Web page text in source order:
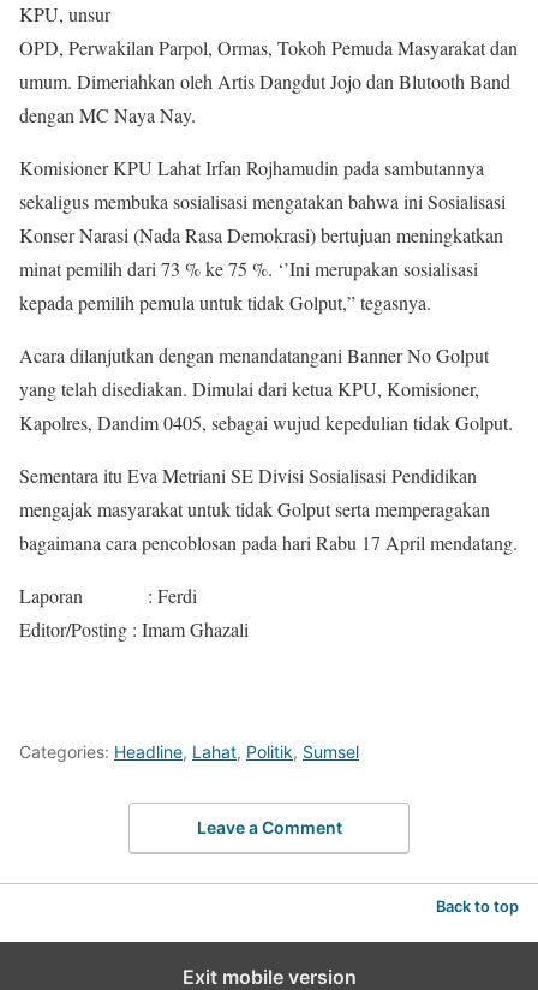
KPU, unsur
OPD, Perwakilan Parpol, Ormas, Tokoh Pemuda Masyarakat dan
umum. Dimeriahkan oleh Artis Dangdut Jojo dan Blutooth Band
dengan MC Naya Nay.
Komisioner KPU Lahat Irfan Rojhamudin pada sambutannya
sekaligus membuka sosialisasi mengatakan bahwa ini Sosialisasi
Konser Narasi (Nada Rasa Demokrasi) bertujuan meningkatkan
minat pemilih dari 73 % ke 75 %. ‘’Ini merupakan sosialisasi
kepada pemilih pemula untuk tidak Golput,” tegasnya.
Acara dilanjutkan dengan menandatangani Banner No Golput
yang telah disediakan. Dimulai dari ketua KPU, Komisioner,
Kapolres, Dandim 0405, sebagai wujud kepedulian tidak Golput.
Sementara itu Eva Metriani SE Divisi Sosialisasi Pendidikan
mengajak masyarakat untuk tidak Golput serta memperagakan
bagaimana cara pencoblosan pada hari Rabu 17 April mendatang.
Laporan : Ferdi
Editor/Posting : Imam Ghazali
Categories: Headline, Lahat, Politik, Sumsel
Leave a Comment
Back to top
Exit mobile version